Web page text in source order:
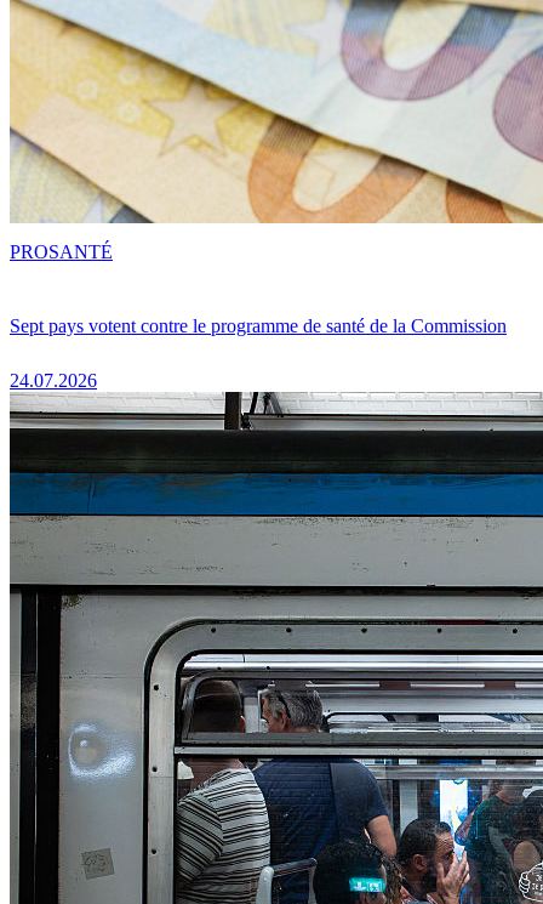
Sept pays votent contre le programme de santé de la Commission
24.07.2026
PROSANTÉ